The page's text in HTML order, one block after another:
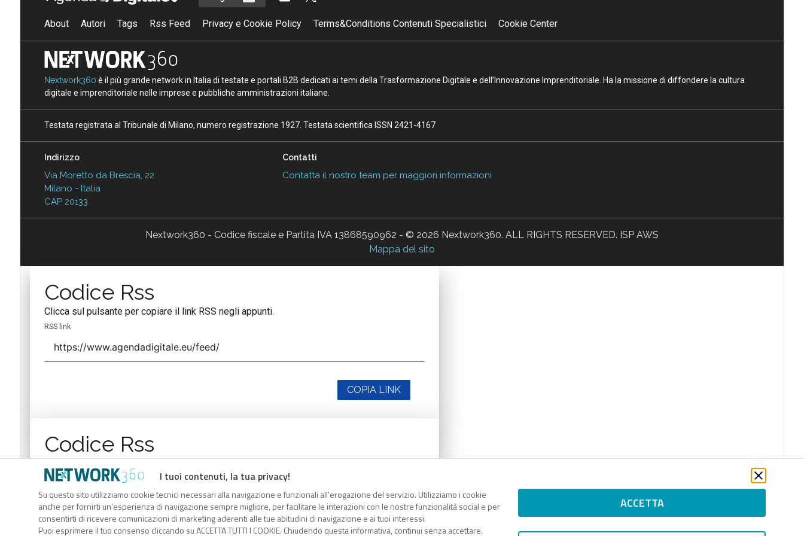
I tuoi contenuti, la tua privacy!
Su questo sito utilizziamo cookie tecnici necessari alla navigazione e funzionali all’erogazione del servizio. Utilizziamo i cookie
anche per fornirti un’esperienza di navigazione sempre migliore, per facilitare le interazioni con le nostre funzionalità social e per
consentirti di ricevere comunicazioni di marketing aderenti alle tue abitudini di navigazione e ai tuoi interessi.
Puoi esprimere il tuo consenso cliccando su ACCETTA TUTTI I COOKIE. Chiudendo questa informativa, continui senza accettare.
ACCETTA
About Autori Tags Rss Feed Privacy e Cookie Policy Terms&Conditions Contenuti Specialistici Cookie Center
Nextwork360 è il più grande network in Italia di testate e portali B2B dedicati ai temi della Trasformazione Digitale e dell’Innovazione Imprenditoriale. Ha la missione di diffondere la cultura
digitale e imprenditoriale nelle imprese e pubbliche amministrazioni italiane.
Testata registrata al Tribunale di Milano, numero registrazione 1927. Testata scientifica ISSN 2421-4167
Indirizzo
Via Moretto da Brescia, 22
Milano - Italia
CAP 20133
Contatti
Contatta il nostro team per maggiori informazioni
Nextwork360 - Codice fiscale e Partita IVA 13868590962 - © 2026 Nextwork360. ALL RIGHTS RESERVED. ISP AWS
Mappa del sito
Codice Rss
Clicca sul pulsante per copiare il link RSS negli appunti.
RSS link
COPIA LINK
Codice Rss
RSS link